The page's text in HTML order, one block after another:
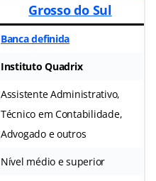
Grosso do Sul
Banca definida
Instituto Quadrix
Assistente Administrativo,
Técnico em Contabilidade,
Advogado e outros
Nível médio e superior